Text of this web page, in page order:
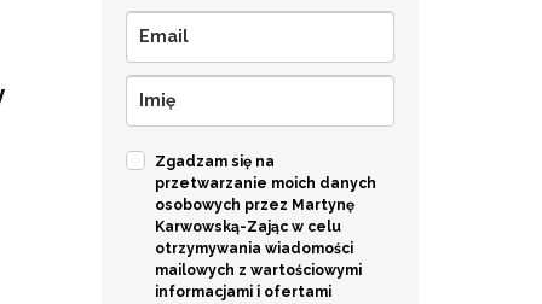
Zgadzam się na
przetwarzanie moich danych
osobowych przez Martynę
Karwowską-Zając w celu
otrzymywania wiadomości
mailowych z wartościowymi
informacjami i ofertami